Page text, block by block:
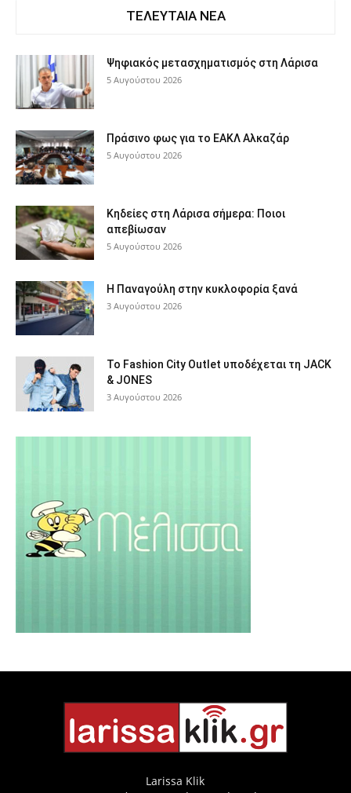
ΤΕΛΕΥΤΑΙΑ ΝΕΑ
Ψηφιακός μετασχηματισμός στη Λάρισα
5 Αυγούστου 2026
Πράσινο φως για το ΕΑΚΛ Αλκαζάρ
5 Αυγούστου 2026
Κηδείες στη Λάρισα σήμερα: Ποιοι
απεβίωσαν
5 Αυγούστου 2026
Η Παναγούλη στην κυκλοφορία ξανά
3 Αυγούστου 2026
Το Fashion City Outlet υποδέχεται τη JACK
& JONES
3 Αυγούστου 2026
Larissa Klik